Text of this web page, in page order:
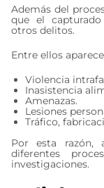
Además del
que el
otros delitos.
Entre ellos
Violencia
Inasistencia
Amenazas.
Lesiones
Tráfico,
Por esta razón,
diferentes
investigaciones.